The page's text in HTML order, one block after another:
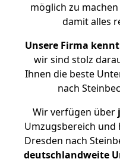
möglich zu
damit alles
Unsere Firma
wir sind stolz
Ihnen die beste
nach
Wir verfügen über
Umzugsbereich und
Dresden nach
deutschlandweite